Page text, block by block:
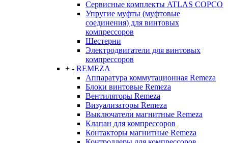
Сервисные комплекты ATLAS COPCO
Упругие муфты (муфтовые
соединения) для винтовых
компрессоров
Шестерни
Электродвигатели для винтовых
компрессоров
+ - REMEZA
Аппаратура коммутационная Remeza
Блоки винтовые Remeza
Вентиляторы Remeza
Визуализаторы Remeza
Выключатели магнитные Remeza
Клапан для компрессоров
Контакторы магнитные Remeza